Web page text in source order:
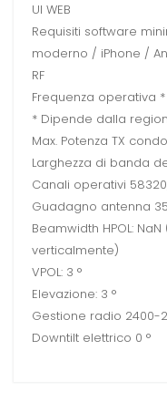
UI WEB
Requisiti software
moderno / iPhone /
RF
Frequenza operativa *
* Dipende dalla
Max. Potenza TX
Larghezza di banda
Canali operativi
Guadagno antenna
Beamwidth HPOL:
verticalmente)
VPOL: 3 °
Elevazione: 3 °
Gestione radio 2400-
Downtilt elettrico 0 °